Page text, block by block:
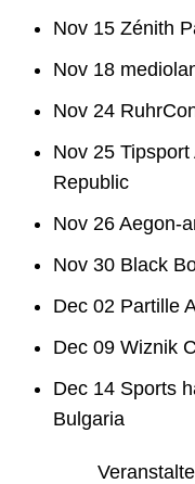
Nov 15 Zénith
Nov 18
Nov 24
Nov 25
Republic
Nov 26 Aegon-
Nov 30 Black
Dec 02 Partille
Dec 09 Wiznik
Dec 14 Sports
Bulgaria